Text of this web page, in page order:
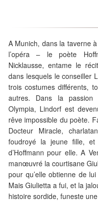
A Munich, dans la taverne
l’opéra – le poète
Nicklausse, entame le
dans lesquels le conseiller
trois costumes différents,
autres. Dans la passion
Olympia, Lindorf est
rêve impossible du poète.
Docteur Miracle,
foudroyé la jeune fille,
d’Hoffmann pour elle. A
manœuvré la courtisane
pour qu’elle obtienne de
Mais Giulietta a fui, et la
histoire sordide, funeste